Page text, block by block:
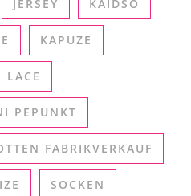
JERSEY KAIDSO
KAPUZE
LACE
PEPUNKT
FABRIKVERKAUF
SOCKEN